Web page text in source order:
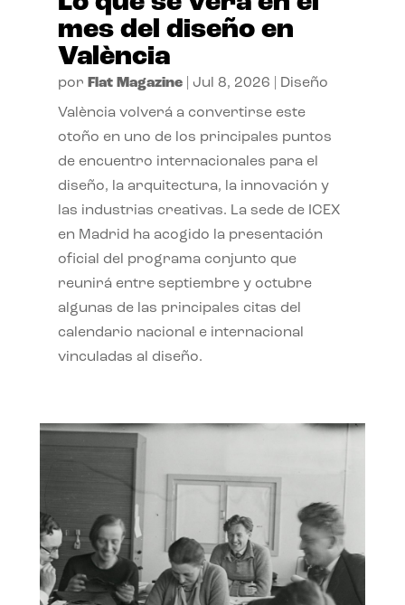
mes del diseño en
València
por Flat Magazine| Jul 8, 2026 Diseño
València volverá a convertirse este
otoño en uno de los principales puntos
de encuentro internacionales para el
diseño, la arquitectura, la innovación y
las industrias creativas. La sede de ICEX
en Madrid ha acogido la presentación
oficial del programa conjunto que
reunirá entre septiembre y octubre
algunas de las principales citas del
calendario nacional e internacional
vinculadas al diseño.